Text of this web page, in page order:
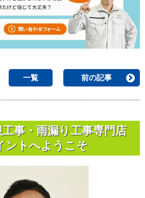
一覧 前の記事
事・雨漏り工事専門店
ントへようこそ